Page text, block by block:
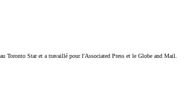
Toronto Star et a travaillé pour l'Associated Press et le Globe and Mail.